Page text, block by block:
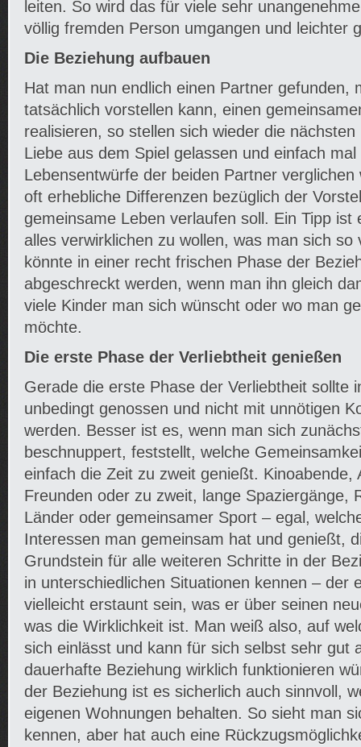
leiten. So wird das für viele sehr
völlig fremden Person umgangen und leichter
Die Beziehung aufbauen
Hat man nun endlich einen Partner gefunden,
tatsächlich vorstellen kann, einen
realisieren, so stellen sich wieder die
Liebe aus dem Spiel gelassen und einfach
Lebensentwürfe der beiden Partner
oft erhebliche Differenzen bezüglich der
gemeinsame Leben verlaufen soll. Ein Tipp ist
alles verwirklichen zu wollen, was man sich
könnte in einer recht frischen Phase der
abgeschreckt werden, wenn man ihn gleich
viele Kinder man sich wünscht oder wo man
möchte.
Die erste Phase der Verliebtheit genießen
Gerade die erste Phase der Verliebtheit sollte
unbedingt genossen und nicht mit unnötigen
werden. Besser ist es, wenn man sich
beschnuppert, feststellt, welche
einfach die Zeit zu zweit genießt. Kinoabende,
Freunden oder zu zweit, lange Spaziergänge,
Länder oder gemeinsamer Sport – egal,
Interessen man gemeinsam hat und genießt,
Grundstein für alle weiteren Schritte in der
in unterschiedlichen Situationen kennen – der
vielleicht erstaunt sein, was er über seinen
was die Wirklichkeit ist. Man weiß also, auf
sich einlässt und kann für sich selbst sehr gut
dauerhafte Beziehung wirklich funktionieren
der Beziehung ist es sicherlich auch sinnvoll,
eigenen Wohnungen behalten. So sieht man
kennen, aber hat auch eine